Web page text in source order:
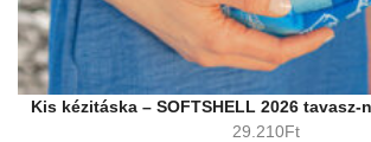
Kis kézitáska – SOFTSHELL 2026 tavasz-
29.210Ft